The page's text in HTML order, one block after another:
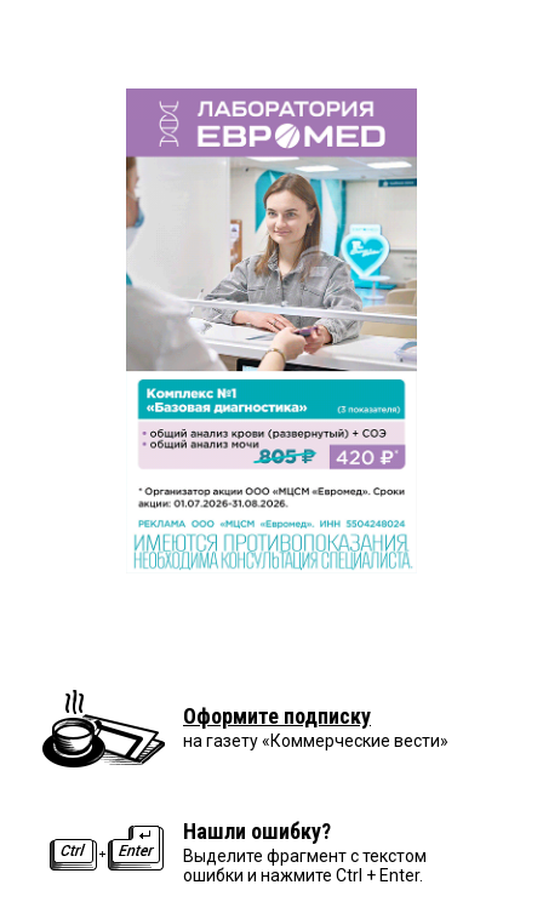
Оформите подписку
на газету «Коммерческие вести»
Нашли ошибку?
Выделите фрагмент с текстом
ошибки и нажмите Ctrl + Enter.